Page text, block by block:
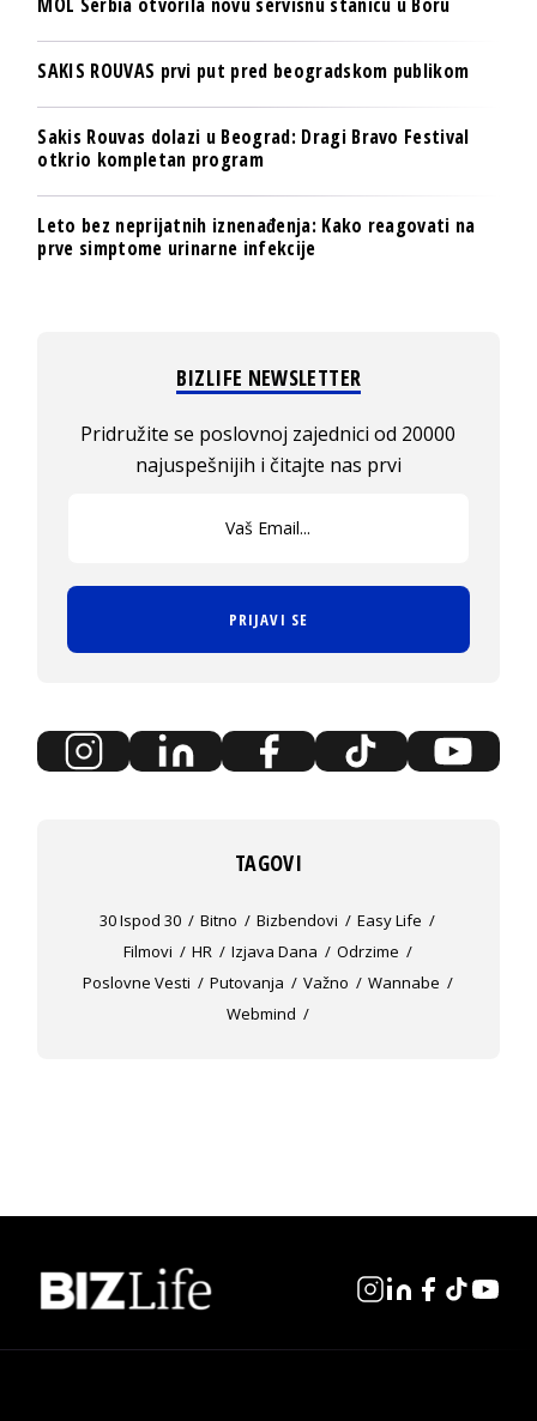
SAKIS ROUVAS prvi put pred beogradskom publikom
Sakis Rouvas dolazi u Beograd: Dragi Bravo Festival
otkrio kompletan program
Leto bez neprijatnih iznenađenja: Kako reagovati na
prve simptome urinarne infekcije
BIZLIFE NEWSLETTER
Pridružite se poslovnoj zajednici od 20000
najuspešnijih i čitajte nas prvi
PRIJAVI SE
TAGOVI
30 Ispod 30 Bitno Bizbendovi
Easy Life
Filmovi
HR Izjava Dana
Odrzime
Poslovne Vesti
Putovanja Važno
Wannabe
Webmind